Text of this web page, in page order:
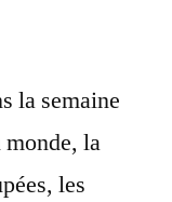
la semaine
monde, la
les